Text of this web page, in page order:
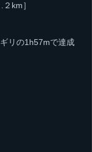
km］
リの1h57mで達成